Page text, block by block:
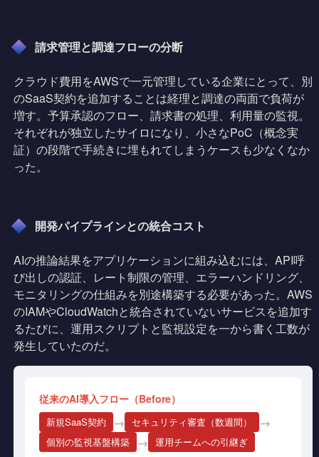
請求管理と調達フローの分断
クラウド費用をAWSで一元管理している企業にとって、別
のSaaS契約を追加することは経理と調達の両面で負荷が
増す。予算承認のフロー、請求書の処理、利用量の監視。
それぞれが独立したサイロになり、小さなPoC（概念実
証）の段階で手続きに埋もれてしまうケースも少なくなか
った。
開発パイプラインとの統合コスト
AIの推論結果をアプリケーションに組み込むには、API呼
び出しの認証、レート制限の管理、エラーハンドリング、
モニタリングの仕組みを別途構築する必要があった。AWS
のIAMやCloudWatchと統合されていないサービスを追加す
るたびに、運用スクリプトと監視設定を一から書く工数が
発生していたのだ。
従来のAI導入フロー（Before）
新規SaaS契約 → セキュリティ審査（数週間） →
個別の監視基盤構築 → 運用チームへの引継ぎ